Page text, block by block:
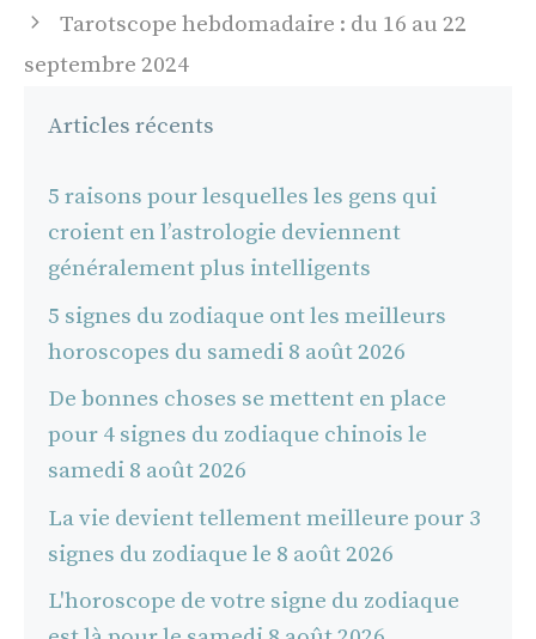
Tarotscope hebdomadaire : du 16 au 22
septembre 2024
Articles récents
5 raisons pour lesquelles les gens qui
croient en l’astrologie deviennent
généralement plus intelligents
5 signes du zodiaque ont les meilleurs
horoscopes du samedi 8 août 2026
De bonnes choses se mettent en place
pour 4 signes du zodiaque chinois le
samedi 8 août 2026
La vie devient tellement meilleure pour 3
signes du zodiaque le 8 août 2026
L'horoscope de votre signe du zodiaque